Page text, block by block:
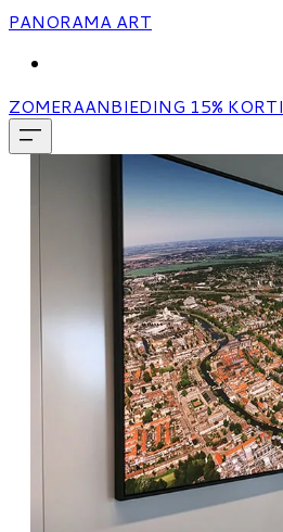
PANORAMA ART
ZOMERAANBIEDING 15%